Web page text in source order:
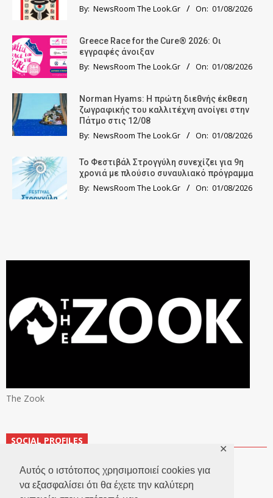
Αυτός ο ιστότοπος χρησιμοποιεί cookies για
να εξασφαλίσει ότι θα έχετε την καλύτερη
✕
By: NewsRoom The Look.Gr On: 01/08/2026
Greece Race for the Cure® 2026: Οι
εγγραφές άνοιξαν
By: NewsRoom The Look.Gr On: 01/08/2026
Norman Hyams: Η πρώτη διεθνής έκθεση
ζωγραφικής του καλλιτέχνη ανοίγει στην
Πάτμο στις 12/08
By: NewsRoom The Look.Gr On: 01/08/2026
Το Φεστιβάλ Στρογγύλη συνεχίζει για 9η
χρονιά με πλούσιο συναυλιακό πρόγραμμα
By: NewsRoom The Look.Gr On: 01/08/2026
The Zook
SOCIAL PROFILES